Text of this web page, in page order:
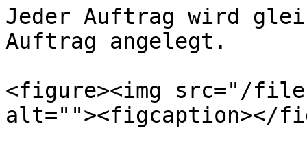
Jeder Auftrag wird
Auftrag angelegt.
<figure><img src="/files/
alt=""><figcaption></